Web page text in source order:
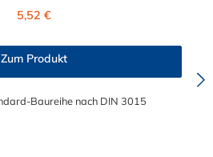
Regulärer Preis:
5,52 €
Zum Produkt